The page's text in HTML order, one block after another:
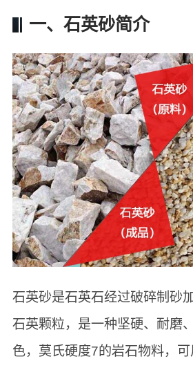
一、石英砂简介
石英砂是石英石经过破碎制砂
石英颗粒，是一种坚硬、耐磨
色，莫氏硬度7的岩石物料，